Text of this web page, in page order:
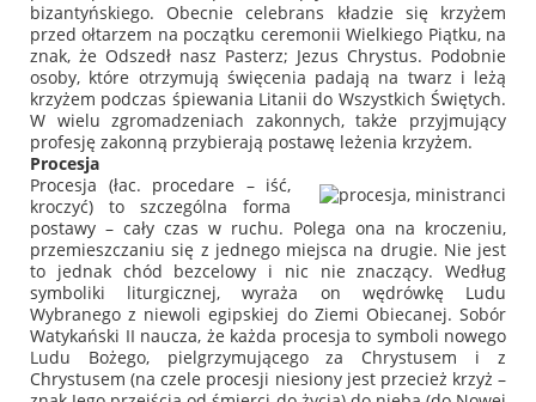
bizantyńskiego. Obecnie celebrans kładzie się krzyżem
przed ołtarzem na początku ceremonii Wielkiego Piątku, na
znak, że Odszedł nasz Pasterz; Jezus Chrystus. Podobnie
osoby, które otrzymują święcenia padają na twarz i leżą
krzyżem podczas śpiewania Litanii do Wszystkich Świętych.
W wielu zgromadzeniach zakonnych, także przyjmujący
profesję zakonną przybierają postawę leżenia krzyżem.
Procesja
Procesja (łac. procedare – iść,
kroczyć) to szczególna forma
postawy – cały czas w ruchu. Polega ona na kroczeniu,
przemieszczaniu się z jednego miejsca na drugie. Nie jest
to jednak chód bezcelowy i nic nie znaczący. Według
symboliki liturgicznej, wyraża on wędrówkę Ludu
Wybranego z niewoli egipskiej do Ziemi Obiecanej. Sobór
Watykański II naucza, że każda procesja to symboli nowego
Ludu Bożego, pielgrzymującego za Chrystusem i z
Chrystusem (na czele procesji niesiony jest przecież krzyż –